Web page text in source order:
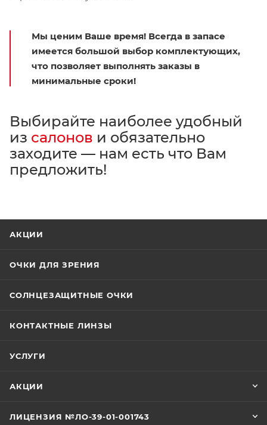
Мы ценим Ваше время! Всегда в запасе
имеется большой выбор комплектующих,
что позволяет выполнять заказы в
минимальные сроки!
Выбирайте наиболее удобный
из салонов и обязательно
заходите — нам есть что Вам
предложить!
АКЦИИ
ОЧКИ ДЛЯ ЗРЕНИЯ
СОЛНЦЕЗАЩИТНЫЕ ОЧКИ
КОНТАКТНЫЕ ЛИНЗЫ
УСЛУГИ
АКЦИИ
ЛИЦЕНЗИЯ №ЛО-39-01-001743